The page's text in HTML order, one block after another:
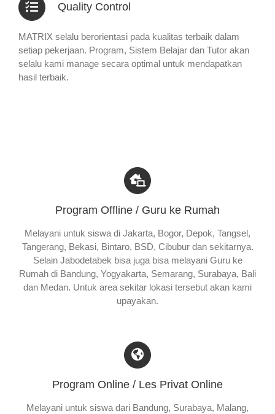
Quality Control
MATRIX selalu berorientasi pada kualitas terbaik dalam
setiap pekerjaan. Program, Sistem Belajar dan Tutor akan
selalu kami manage secara optimal untuk mendapatkan
hasil terbaik.
Program Offline / Guru ke Rumah
Melayani untuk siswa di Jakarta, Bogor, Depok, Tangsel,
Tangerang, Bekasi, Bintaro, BSD, Cibubur dan sekitarnya.
Selain Jabodetabek bisa juga bisa melayani Guru ke
Rumah di Bandung, Yogyakarta, Semarang, Surabaya, Bali
dan Medan. Untuk area sekitar lokasi tersebut akan kami
upayakan.
Program Online / Les Privat Online
Melayani untuk siswa dari Bandung, Surabaya, Malang,